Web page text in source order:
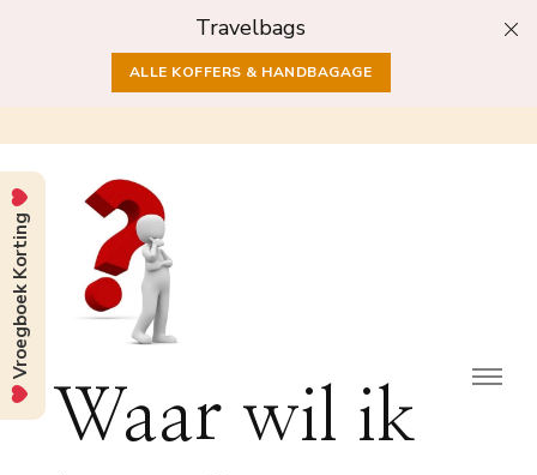
Travelbags
ALLE KOFFERS & HANDBAGAGE
Waar wil ik
Vroegboek Korting